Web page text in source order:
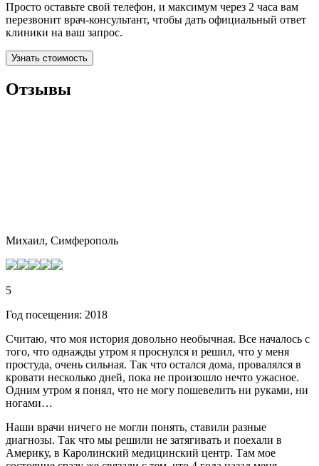
Просто оставьте свой телефон, и максимум через 2 часа вам
перезвонит врач-консультант, чтобы дать официальный ответ
клиники на ваш запрос.
Узнать стоимость
Отзывы
Михаил, Симферополь
5
Год посещения: 2018
Считаю, что моя история довольно необычная. Все началось с
того, что однажды утром я проснулся и решил, что у меня
простуда, очень сильная. Так что остался дома, провалялся в
кровати несколько дней, пока не произошло нечто ужасное.
Одним утром я понял, что не могу пошевелить ни руками, ни
ногами…
Наши врачи ничего не могли понять, ставили разные
диагнозы. Так что мы решили не затягивать и поехали в
Америку, в Каролинский медицинский центр. Там мое